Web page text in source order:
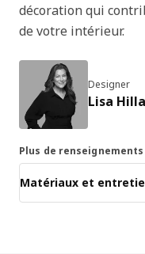
décoration qui
de votre intérieur.
Designer
Lisa
Plus de renseignements
Matériaux et